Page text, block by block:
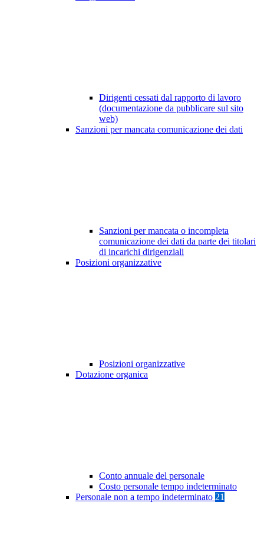
Dirigenti cessati dal rapporto di lavoro
(documentazione da pubblicare sul sito
web)
Sanzioni per mancata comunicazione dei dati
Sanzioni per mancata o incompleta
comunicazione dei dati da parte dei titolari
di incarichi dirigenziali
Posizioni organizzative
Posizioni organizzative
Dotazione organica
Conto annuale del personale
Costo personale tempo indeterminato
Personale non a tempo indeterminato 21